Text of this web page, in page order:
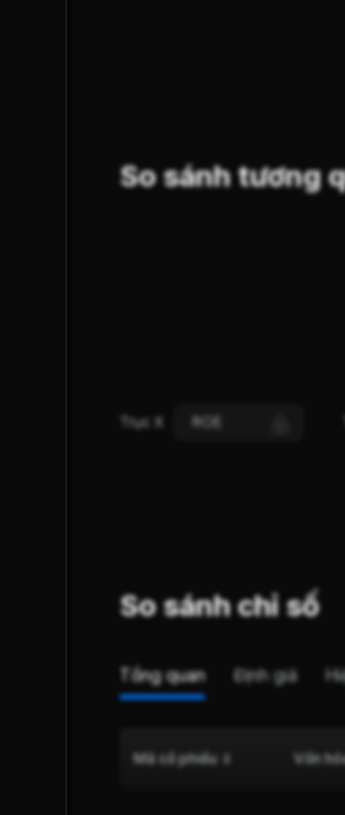
So sánh tương
Trục X ROE
So sánh chỉ số
Tổng quan Định giá
Mã cổ phiếu Vốn